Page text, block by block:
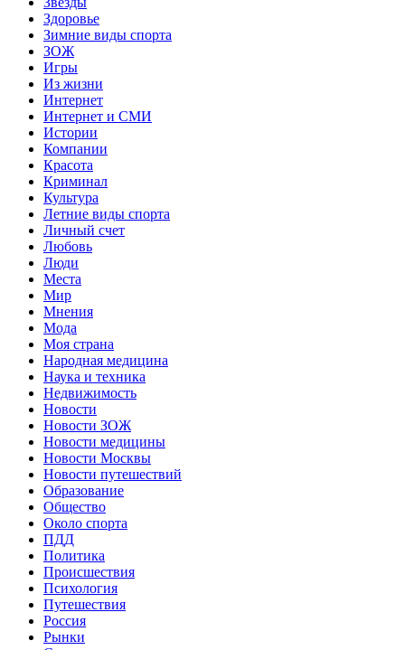
Здоровье
Зимние виды спорта
ЗОЖ
Игры
Из жизни
Интернет
Интернет и СМИ
Истории
Компании
Красота
Криминал
Культура
Летние виды спорта
Личный счет
Любовь
Люди
Места
Мир
Мнения
Мода
Моя страна
Народная медицина
Наука и техника
Недвижимость
Новости
Новости ЗОЖ
Новости медицины
Новости Москвы
Новости путешествий
Образование
Общество
Около спорта
ПДД
Политика
Происшествия
Психология
Путешествия
Россия
Рынки